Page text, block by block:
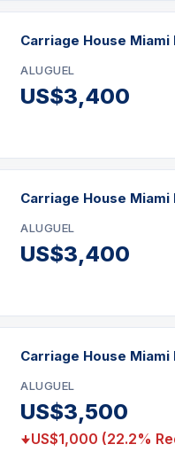
Carriage House Miami
ALUGUEL
US$3,400
Carriage House Miami
ALUGUEL
US$3,400
Carriage House Miami
ALUGUEL
US$3,500
US$1,000 (22.2%